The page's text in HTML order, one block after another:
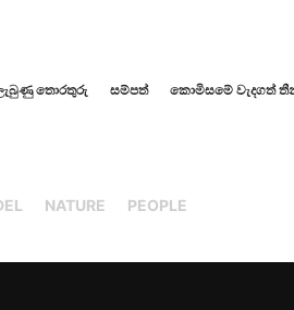
තොරතුරු සම්පත් කොමිසමේ වැදගත්
NATURE PEOPLE